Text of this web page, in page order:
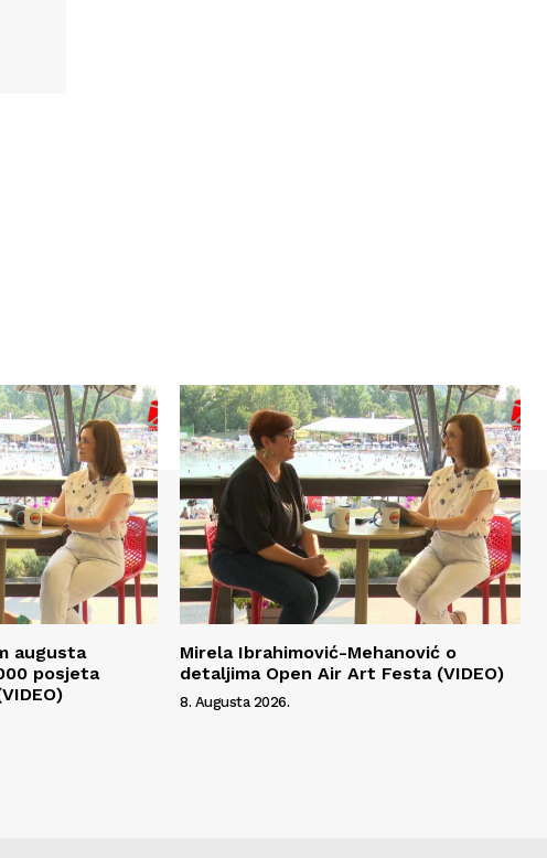
augusta
posjeta
Mirela Ibrahimović-Mehanović o
detaljima Open Air Art Festa (VIDEO)
8. Augusta 2026.